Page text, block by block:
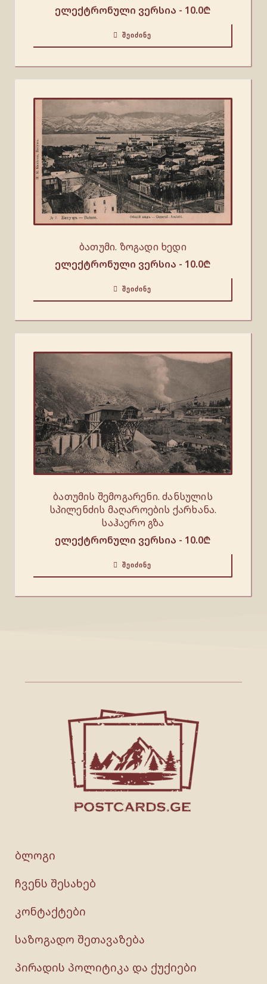
ელექტრონული ვერსია - 10.0₾
ᲨᲔᲘᲫᲘᲜᲔ
ბათუმი. ზოგადი ხედი
ელექტრონული ვერსია - 10.0₾
ᲨᲔᲘᲫᲘᲜᲔ
ბათუმის შემოგარენი. ძანსულის
სპილენძის მაღაროების ქარხანა.
საჰაერო გზა
ელექტრონული ვერსია - 10.0₾
ᲨᲔᲘᲫᲘᲜᲔ
ბლოგი
ჩვენს შესახებ
კონტაქტები
საზოგადო შეთავაზება
პირადის პოლიტიკა და ქუქიები